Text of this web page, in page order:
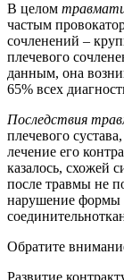
В целом
частым
сочленений –
плечевого
данным, она
65% всех
Последствия
плечевого
лечение его
казалось, схожей
после травмы не
нарушение формы
Обратите